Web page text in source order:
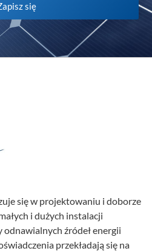
się
się w projektowaniu i doborze
i dużych instalacji
źródeł energii
przekładają się na